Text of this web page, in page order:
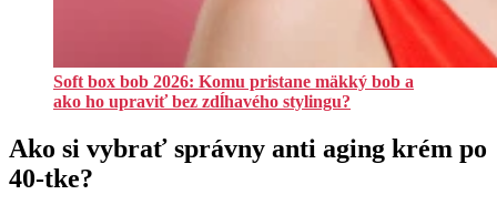
Soft box bob 2026: Komu pristane mäkký bob a
ako ho upraviť bez zdĺhavého stylingu?
Ako si vybrať správny anti aging krém po
40-tke?